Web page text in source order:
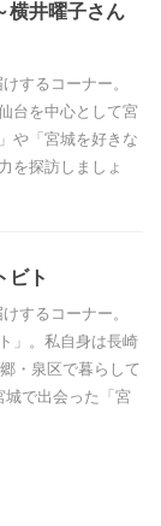
井曜子さん
するコーナー。
台を中心として宮
や「宮城を好きな
を探訪しましょ
ビト
するコーナー。
」。私自身は長崎
・泉区で暮らして
で出会った「宮